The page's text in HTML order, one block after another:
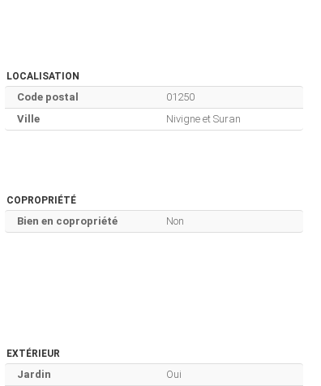
LOCALISATION
Code postal
01250
Ville
Nivigne et Suran
COPROPRIÉTÉ
Bien en copropriété Non
EXTÉRIEUR
Jardin
Oui